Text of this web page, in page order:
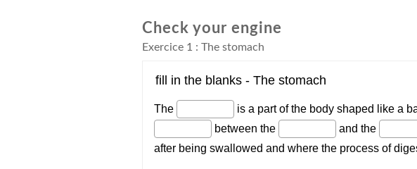
Check your engine
Exercice 1 : The stomach